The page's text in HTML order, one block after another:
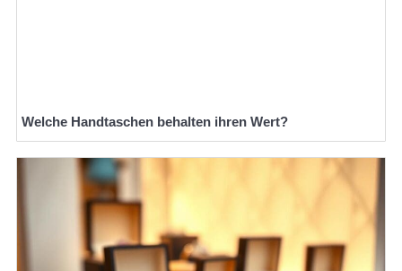
Welche Handtaschen behalten ihren Wert?